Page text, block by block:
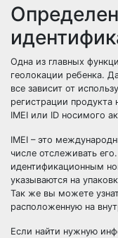
Одна из главных
геолокации ребенка.
все зависит от
регистрации продукта
IMEI или ID носимого
IMEI – это
числе отслеживать
идентификационным
указываются на
Так же вы можете
расположенную на
Если найти нужную